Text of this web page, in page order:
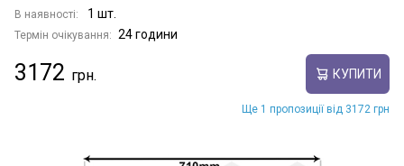
В наявності: 1 шт.
Термін очікування: 24 години
3172 КУПИТИ
Ще 1 пропозиції від 3172 грн